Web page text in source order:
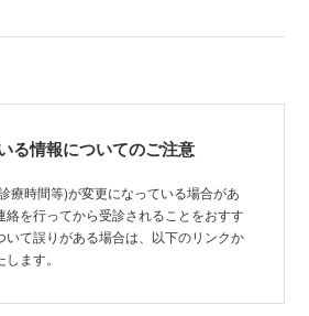
る情報についてのご注意
療時間等)が変更になっている場合があ
絡を行ってから受診されることをおすす
いて誤りがある場合は、以下のリンクか
ます。